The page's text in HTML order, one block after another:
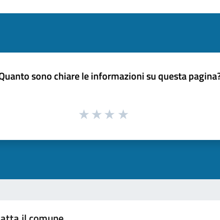
sono chiare le informazioni su questa